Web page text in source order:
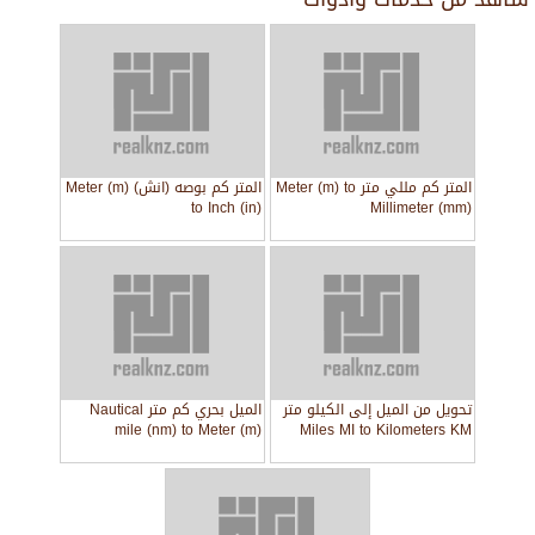
المتر كم مللي متر Meter (m) to
Millimeter (mm)
المتر كم بوصه (انش) Meter (m)
to Inch (in)
تحويل من الميل إلى الكيلو متر
Miles MI to Kilometers KM
الميل بحري كم متر Nautical
mile (nm) to Meter (m)